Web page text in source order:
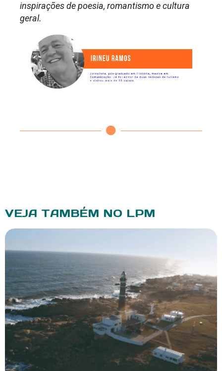
inspirações de poesia, romantismo e cultura
geral.
VEJA TAMBÉM NO LPM